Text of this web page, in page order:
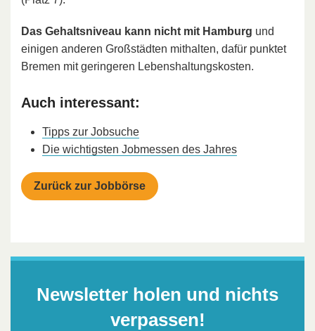
Das Gehaltsniveau kann nicht mit Hamburg und
einigen anderen Großstädten mithalten, dafür punktet
Bremen mit geringeren Lebenshaltungskosten.
Auch interessant:
Tipps zur Jobsuche
Die wichtigsten Jobmessen des Jahres
Zurück zur Jobbörse
Newsletter holen und nichts
verpassen!